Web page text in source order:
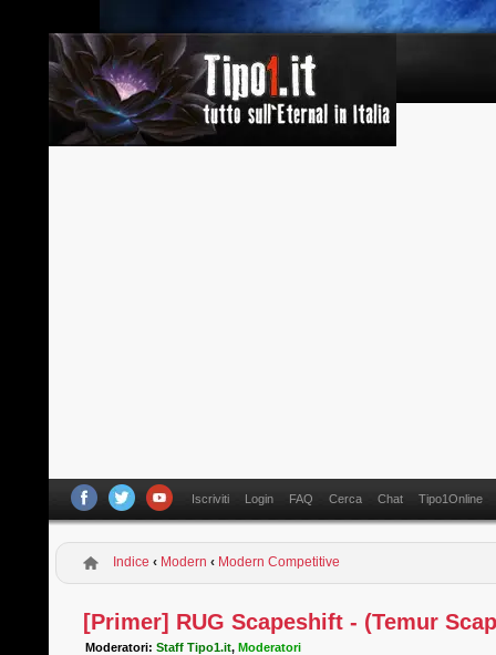
Iscriviti Login FAQ Cerca Chat Tipo1Online
Indice ‹ Modern ‹ Modern Competitive
[Primer] RUG Scapeshift - (Temur
Moderatori:Staff Tipo1.it,Moderatori